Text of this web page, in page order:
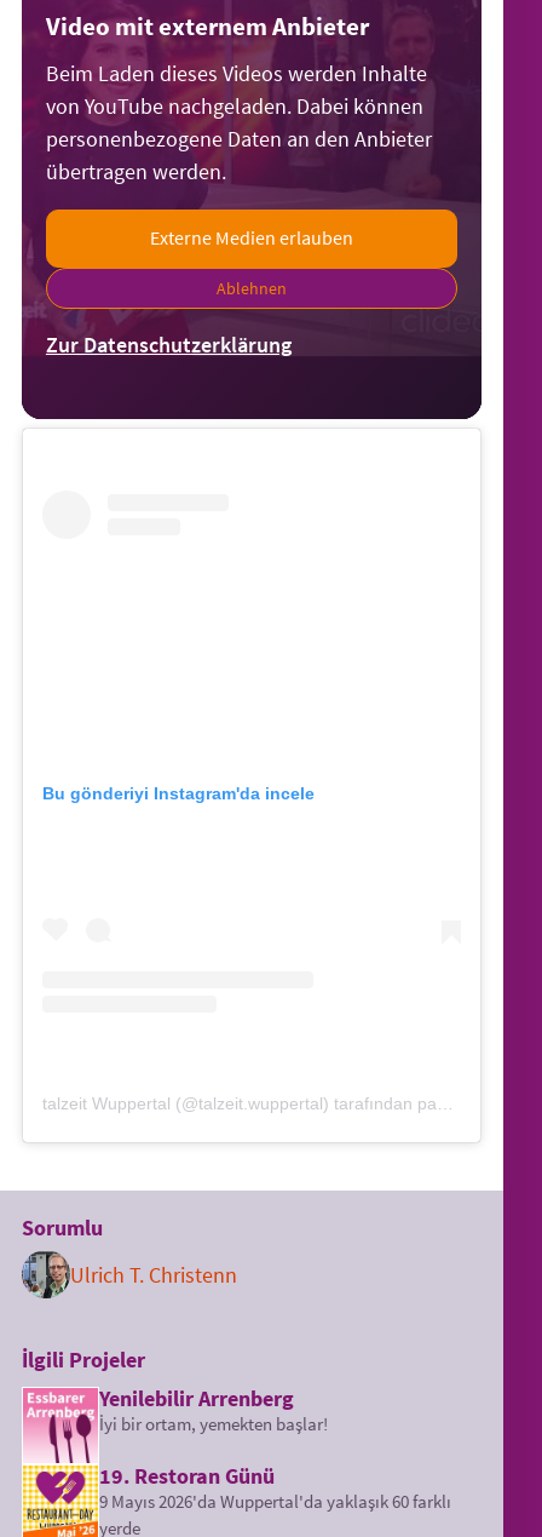
Video mit externem Anbieter
Beim Laden dieses Videos werden Inhalte
von YouTube nachgeladen. Dabei können
personenbezogene Daten an den Anbieter
übertragen werden.
Externe Medien erlauben
Ablehnen
Zur Datenschutzerklärung
Bu gönderiyi Instagram'da incele
talzeit Wuppertal (@talzeit.wuppertal) tarafından paylaşılan bir gönderi
Sorumlu
Ulrich T. Christenn
İlgili Projeler
Yenilebilir Arrenberg
İyi bir ortam, yemekten başlar!
19. Restoran Günü
9 Mayıs 2026'da Wuppertal'da yaklaşık 60 farklı
yerde